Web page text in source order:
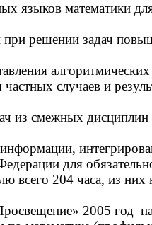
языков математики
при решении задач
случаев и
из смежных
для
всего 204 часа, из них
2005 год на